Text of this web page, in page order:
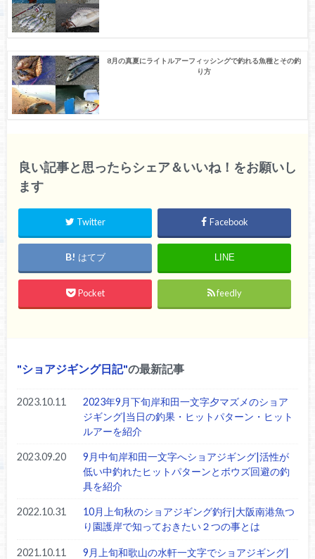
8月の真夏にライトルアーフィッシングで釣れる魚種とその釣
り方
良い記事と思ったらシェア＆いいね！をお願いし
ます
Twitter Facebook
はてブ LINE
Pocket feedly
ショアジギング日記 の最新記事
2023.10.11
2023年9月下旬岸和田一文字夕マズメのショア
ジギング|当日の釣果・ヒットパターン・ヒット
ルアーを紹介
2023.09.20
9月中旬岸和田一文字へショアジギング|活性が
低い中釣れたヒットパターンとボウズ回避の釣
具を紹介
2022.10.31
10月上旬秋のショアジギング釣行|大阪南港魚つ
り園護岸で知っておきたい２つの事とは
2021.10.11
9月上旬和歌山の水軒一文字でショアジギング|